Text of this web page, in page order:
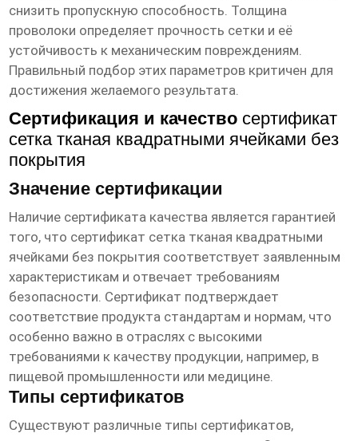
снизить пропускную способность. Толщина
проволоки определяет прочность сетки и её
устойчивость к механическим повреждениям.
Правильный подбор этих параметров критичен для
достижения желаемого результата.
Сертификация и качество сертификат
сетка тканая квадратными ячейками без
покрытия
Значение сертификации
Наличие сертификата качества является гарантией
того, что сертификат сетка тканая квадратными
ячейками без покрытия соответствует заявленным
характеристикам и отвечает требованиям
безопасности. Сертификат подтверждает
соответствие продукта стандартам и нормам, что
особенно важно в отраслях с высокими
требованиями к качеству продукции, например, в
пищевой промышленности или медицине.
Типы сертификатов
Существуют различные типы сертификатов,